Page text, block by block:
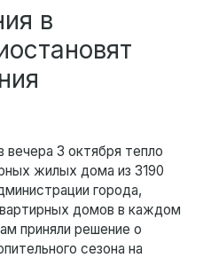
в
3 октября тепло
жилых дома из 3190
города,
домов в каждом
приняли решение о
сезона на